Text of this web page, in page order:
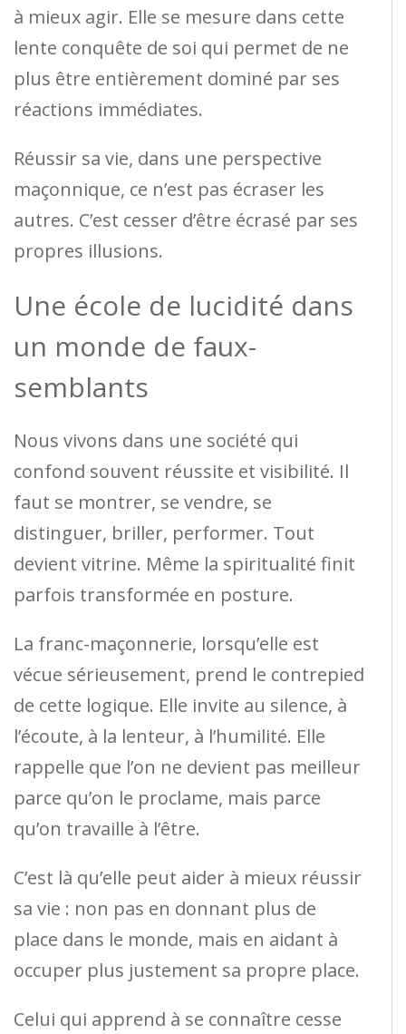
à mieux agir. Elle se mesure dans cette
lente conquête de soi qui permet de ne
plus être entièrement dominé par ses
réactions immédiates.
Réussir sa vie, dans une perspective
maçonnique, ce n’est pas écraser les
autres. C’est cesser d’être écrasé par ses
propres illusions.
Une école de lucidité dans
un monde de faux-
semblants
Nous vivons dans une société qui
confond souvent réussite et visibilité. Il
faut se montrer, se vendre, se
distinguer, briller, performer. Tout
devient vitrine. Même la spiritualité finit
parfois transformée en posture.
La franc-maçonnerie, lorsqu’elle est
vécue sérieusement, prend le contrepied
de cette logique. Elle invite au silence, à
l’écoute, à la lenteur, à l’humilité. Elle
rappelle que l’on ne devient pas meilleur
parce qu’on le proclame, mais parce
qu’on travaille à l’être.
C’est là qu’elle peut aider à mieux réussir
sa vie : non pas en donnant plus de
place dans le monde, mais en aidant à
occuper plus justement sa propre place.
Celui qui apprend à se connaître cesse